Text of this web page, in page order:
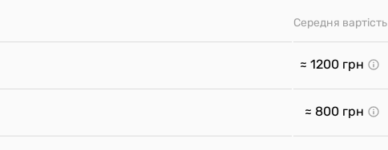
Середня вартість
≈ 1200 грн
≈ 800 грн